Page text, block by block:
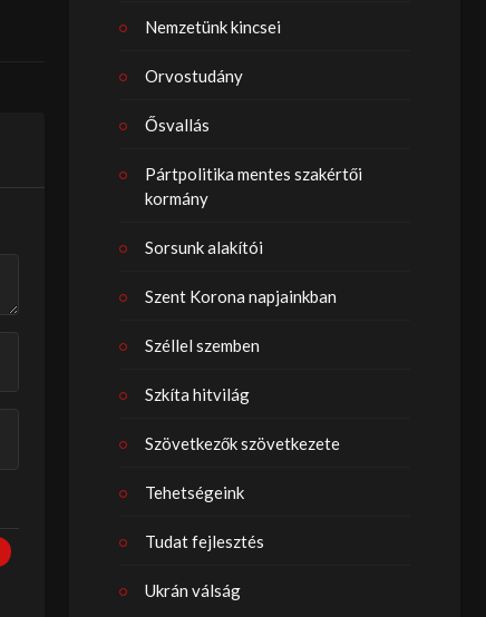
Nemzetünk kincsei
Orvostudány
Ősvallás
Pártpolitika mentes szakértői
kormány
Sorsunk alakítói
Szent Korona napjainkban
Széllel szemben
Szkíta hitvilág
Szövetkezők szövetkezete
Tehetségeink
Tudat fejlesztés
Ukrán válság